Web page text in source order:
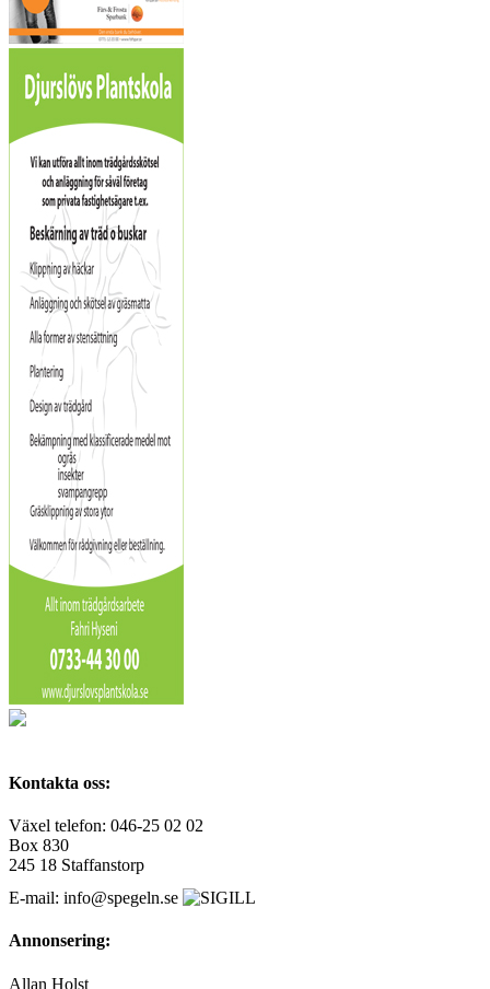
Kontakta oss:
Växel telefon: 046-25 02 02
Box 830
245 18 Staffanstorp
E-mail: info@spegeln.se
Annonsering:
Allan Holst